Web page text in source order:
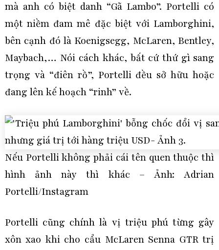
mà anh có biệt danh “Gã Lambo”. Portelli có
một niềm đam mê đặc biệt với Lamborghini,
bên cạnh đó là Koenigsegg, McLaren, Bentley,
Maybach,… Nói cách khác, bất cứ thứ gì sang
trọng và “điên rồ”, Portelli đều sở hữu hoặc
đang lên kế hoạch “rinh” về.
Nếu Portelli không phải cái tên quen thuộc thì
hình ảnh này thì khác – Ảnh: Adrian
Portelli/Instagram
Portelli cũng chính là vị triệu phú từng gây
xôn xao khi cho cẩu McLaren Senna GTR trị